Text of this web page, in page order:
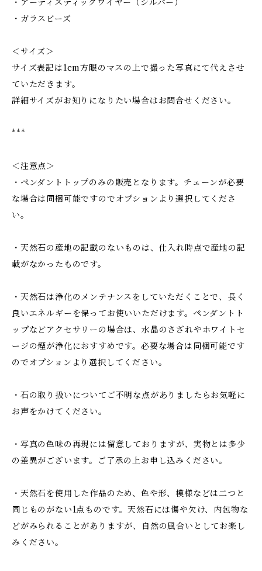
・アーティスティックワイヤー（シルバー）
・ガラスビーズ
＜サイズ＞
サイズ表記は1cm方眼のマスの上で撮った写真にて代えさせ
ていただきます。
詳細サイズがお知りになりたい場合はお問合せください。
***
＜注意点＞
・ペンダントトップのみの販売となります。チェーンが必要
な場合は同梱可能ですのでオプションより選択してくださ
い。
・天然石の産地の記載のないものは、仕入れ時点で産地の記
載がなかったものです。
・天然石は浄化のメンテナンスをしていただくことで、長く
良いエネルギーを保ってお使いいただけます。ペンダントト
ップなどアクセサリーの場合は、水晶のさざれやホワイトセ
ージの煙が浄化におすすめです。必要な場合は同梱可能です
のでオプションより選択してください。
・石の取り扱いについてご不明な点がありましたらお気軽に
お声をかけてください。
・写真の色味の再現には留意しておりますが、実物とは多少
の差異がございます。ご了承の上お申し込みください。
・天然石を使用した作品のため、色や形、模様などは二つと
同じものがない1点ものです。天然石には傷や欠け、内包物な
どがみられることがありますが、自然の風合いとしてお楽し
みください。